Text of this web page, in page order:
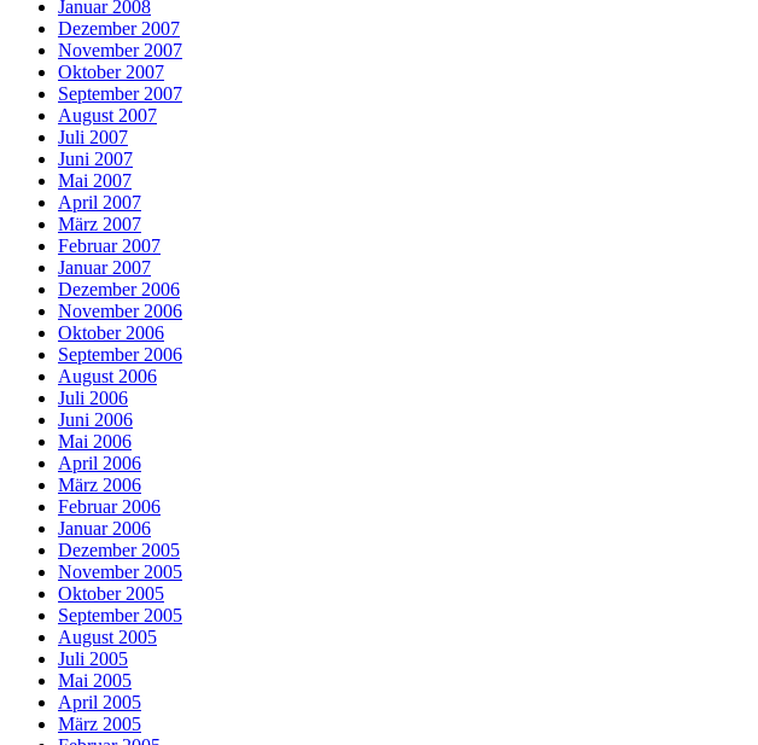
Januar 2008
Dezember 2007
November 2007
Oktober 2007
September 2007
August 2007
Juli 2007
Juni 2007
Mai 2007
April 2007
März 2007
Februar 2007
Januar 2007
Dezember 2006
November 2006
Oktober 2006
September 2006
August 2006
Juli 2006
Juni 2006
Mai 2006
April 2006
März 2006
Februar 2006
Januar 2006
Dezember 2005
November 2005
Oktober 2005
September 2005
August 2005
Juli 2005
Mai 2005
April 2005
März 2005